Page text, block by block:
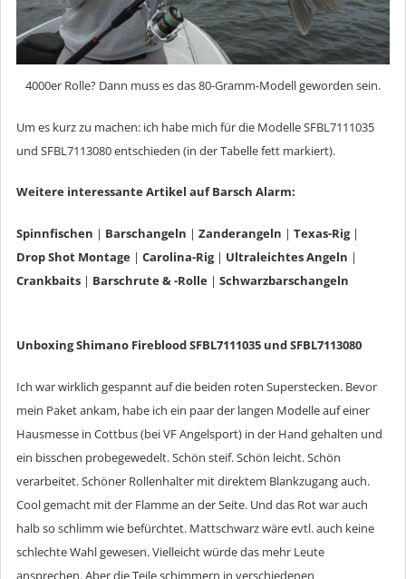
4000er Rolle? Dann muss es das 80-Gramm-Modell geworden sein.
Um es kurz zu machen: ich habe mich für die Modelle SFBL7111035
und SFBL7113080 entschieden (in der Tabelle fett markiert).
Weitere interessante Artikel auf Barsch Alarm:
Spinnfischen | Barschangeln | Zanderangeln | Texas-Rig|
Drop Shot Montage | Carolina-Rig| Ultraleichtes Angeln |
Crankbaits | Barschrute & -Rolle | Schwarzbarschangeln
Unboxing Shimano FirebloodSFBL7111035 undSFBL7113080
Ich war wirklich gespannt auf die beiden roten Superstecken. Bevor
mein Paket ankam, habe ich ein paar der langen Modelle auf einer
Hausmesse in Cottbus (bei VF Angelsport) in der Hand gehalten und
ein bisschen probegewedelt. Schön steif. Schön leicht. Schön
verarbeitet. Schöner Rollenhalter mit direktem Blankzugang auch.
Cool gemacht mit der Flamme an der Seite. Und das Rot war auch
halb so schlimm wie befürchtet. Mattschwarz wäre evtl. auch keine
schlechte Wahl gewesen. Vielleicht würde das mehr Leute
ansprechen. Aber die Teile schimmern in verschiedenen